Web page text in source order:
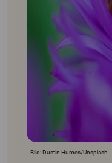
Bild: Dustin Humes/Unsplash